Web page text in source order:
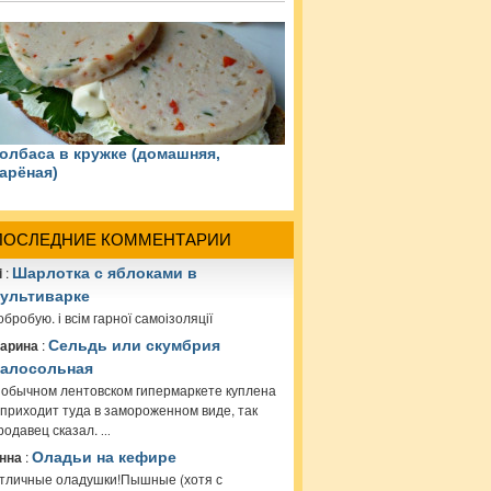
в кружке (домашняя,
КОММЕНТАРИИ
: Шарлотка с яблоками в
і всім гарної самоізоляції
:Сельдь или скумбрия
лентовском гипермаркете куплена
туда в замороженном виде, так
сказал. ...
:Оладьи на кефире
оладушки!Пышные (хотя с